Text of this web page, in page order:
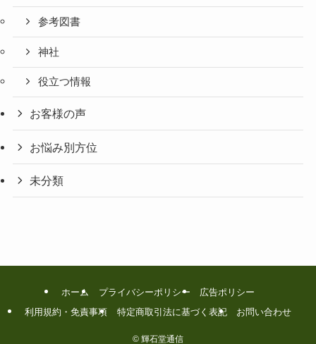
参考図書
神社
役立つ情報
お客様の声
お悩み別方位
未分類
ホーム プライバシーポリシー
広告ポリシー
利用規約・免責事項
特定商取引法に基づく表記 お問い合わせ
© 輝石堂通信